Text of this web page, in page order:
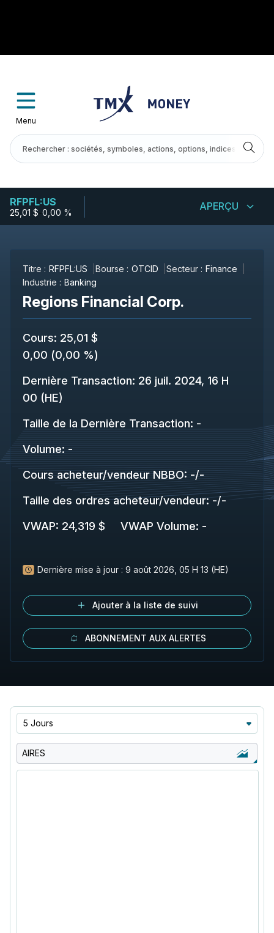
Menu
RFPFL:US
25,01 $-0,00 % APERÇU
Titre : RFPFL:US Bourse : OTCID Secteur : Finance
Industrie : Banking
Regions Financial Corp.
Cours: 25,01 $
0,00 (0,00 %)
Dernière Transaction: 26 juil. 2024, 16 H
00 (HE)
Taille de la Dernière Transaction: -
Volume: -
Cours acheteur/vendeur NBBO: -/-
Taille des ordres acheteur/vendeur: -/-
VWAP: 24,319 $ VWAP Volume: -
Dernière mise à jour : 9 août 2026, 05 H 13 (HE)
Ajouter à la liste de suivi
ABONNEMENT AUX ALERTES
5 Jours
AIRES